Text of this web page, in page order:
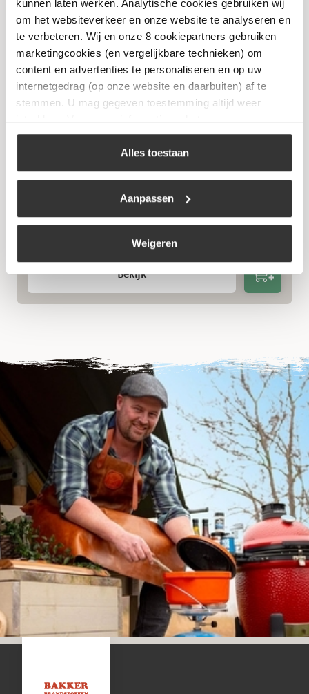
kunnen laten werken. Analytische cookies gebruiken wij
om het websiteverkeer en onze website te analyseren en
te verbeteren. Wij en onze 8 cookiepartners gebruiken
marketingcookies (en vergelijkbare technieken) om
content en advertenties te personaliseren en op uw
internetgedrag (op onze website en daarbuiten) af te
stemmen. U mag gegeven toestemming altijd weer
intrekken. Voor meer informatie en het aanpassen van
uw keuze op onze website verwijzen wij u naar ons
Alles toestaan
Aanpassen
Weigeren
Best Charcoal – Berken Espen 10 kg
Bekijk